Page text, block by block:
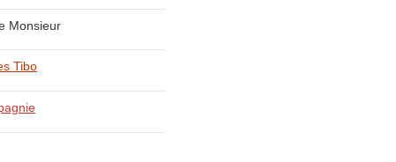
Monsieur
Tibo